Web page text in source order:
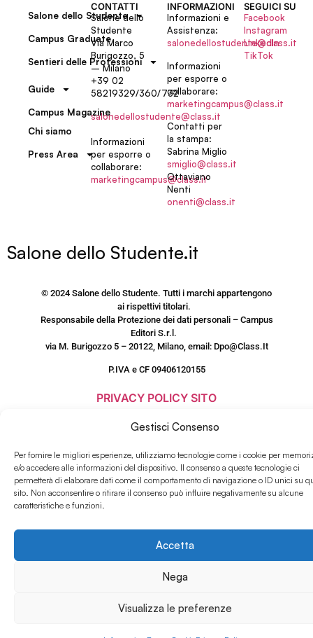
Gestisci Consenso
Per fornire le migliori esperienze, utilizziamo tecnologie come i cookie per
e/o accedere alle informazioni del dispositivo. Il consenso a queste tecnologie ci
permetterà di elaborare dati come il comportamento di navigazione o ID unici su
sito. Non acconsentire o ritirare il consenso può influire negativamente su alcune
caratteristiche e funzioni.
Accetta
Nega
Visualizza le preferenze
Salone dello Studente
Campus Graduate
Sentieri delle Professioni
Guide
Campus Magazine
Chi siamo
Press Area
CONTATTI
Salone dello
Studente
Via Marco
Burigozzo, 5
– Milano
+39 02
58219329/360/732
salonedellostudente@class.it
Informazioni
per esporre o
collaborare:
marketingcampus@class.it
INFORMAZIONI
Informazioni e
Assistenza:
salonedellostudente@class.it
Informazioni
per esporre o
collaborare:
marketingcampus@class.it
Contatti per
la stampa:
Sabrina Miglio
smiglio@class.it
Ottaviano
Nenti
onenti@class.it
SEGUICI SU
Facebook
Instagram
LinkedIn
TikTok
Salone dello Studente.it
© 2024 Salone dello Studente. Tutti i marchi appartengono
ai rispettivi titolari.
Responsabile della Protezione dei dati personali – Campus
Editori S.r.l.
via M. Burigozzo 5 – 20122, Milano, email: Dpo@Class.It
P.IVA e CF 09406120155
PRIVACY POLICY SITO